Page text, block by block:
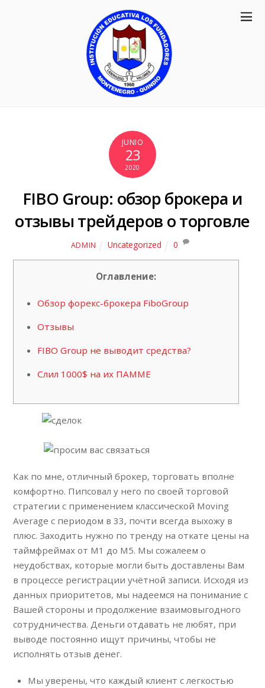
JUNIO
23
2020
FIBO Group: обзор брокера и
отзывы трейдеров о торговле
ADMIN Uncategorized 0
Оглавление:
Обзор форекс-брокера FiboGroup
Отзывы
FIBO Group не выводит средства?
Слил 1000$ на их ПАММЕ
Как по мне, отличный брокер, торговать вполне
комфортно. Пипсовал у него по своей торговой
стратегии с применением классической Moving
Average с периодом в 33, почти всегда выхожу в
плюс. Заходить нужно по тренду на откате цены на
таймфреймах от M1 до M5. Мы сожалеем о
неудобствах, которые могли быть доставлены Вам
в процессе регистрации учётной записи. Исходя из
данных приоритетов, мы надеемся на понимание с
Вашей стороны и продолжение взаимовыгодного
сотрудничества. Деньги отдавать не любят, при
выводе постоянно ищут причины, чтобы не
исполнять отзыв денег.
Мы уверены, что каждый клиент с легкостью